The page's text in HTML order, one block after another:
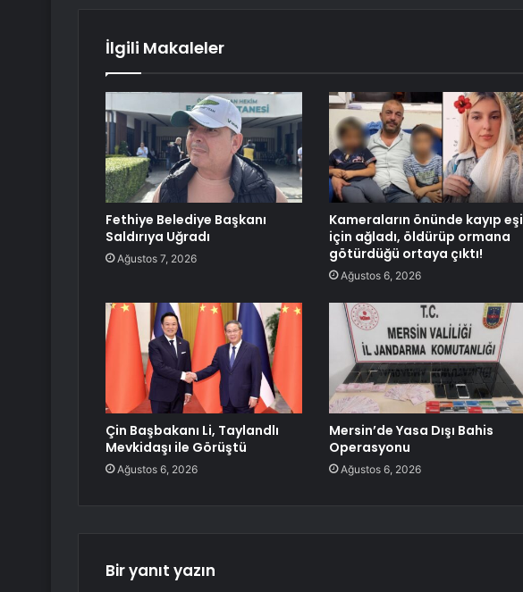
İlgili Makaleler
Fethiye Belediye Başkanı
Saldırıya Uğradı
Ağustos 7, 2026
Kameraların önünde kayıp eşi
için ağladı, öldürüp ormana
götürdüğü ortaya çıktı!
Ağustos 6, 2026
Çin Başbakanı Li, Taylandlı
Mevkidaşı ile Görüştü
Ağustos 6, 2026
Mersin’de Yasa Dışı Bahis
Operasyonu
Ağustos 6, 2026
Bir yanıt yazın